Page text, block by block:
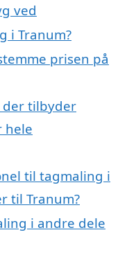
ved
i Tranum?
prisen på
der tilbyder
hele
til tagmaling i
til Tranum?
i andre dele